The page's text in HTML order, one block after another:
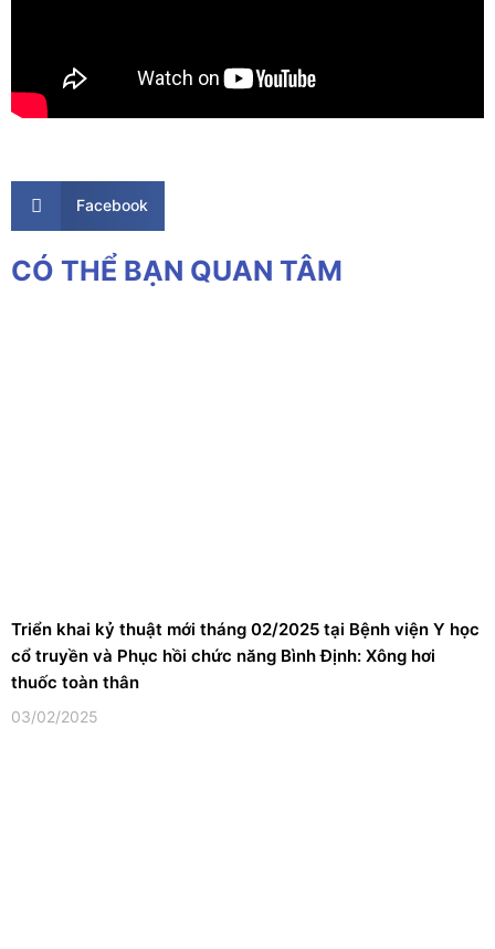
Facebook
CÓ THỂ BẠN QUAN TÂM
Triển khai kỷ thuật mới tháng 02/2025 tại Bệnh viện Y học
cổ truyền và Phục hồi chức năng Bình Định: Xông hơi
thuốc toàn thân
03/02/2025